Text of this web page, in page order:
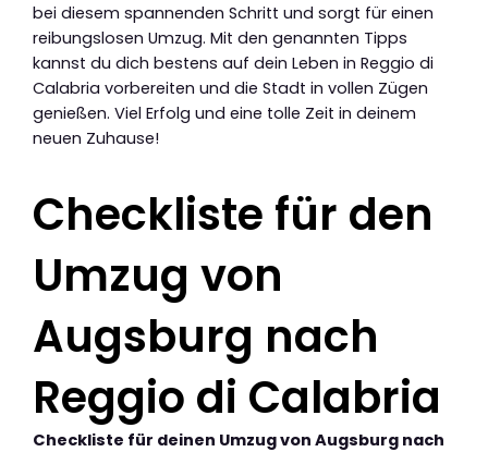
bei diesem spannenden Schritt und sorgt für einen
reibungslosen Umzug. Mit den genannten Tipps
kannst du dich bestens auf dein Leben in Reggio di
Calabria vorbereiten und die Stadt in vollen Zügen
genießen. Viel Erfolg und eine tolle Zeit in deinem
neuen Zuhause!
Checkliste für den
Umzug von
Augsburg nach
Reggio di Calabria
Checkliste für deinen Umzug von Augsburg nach